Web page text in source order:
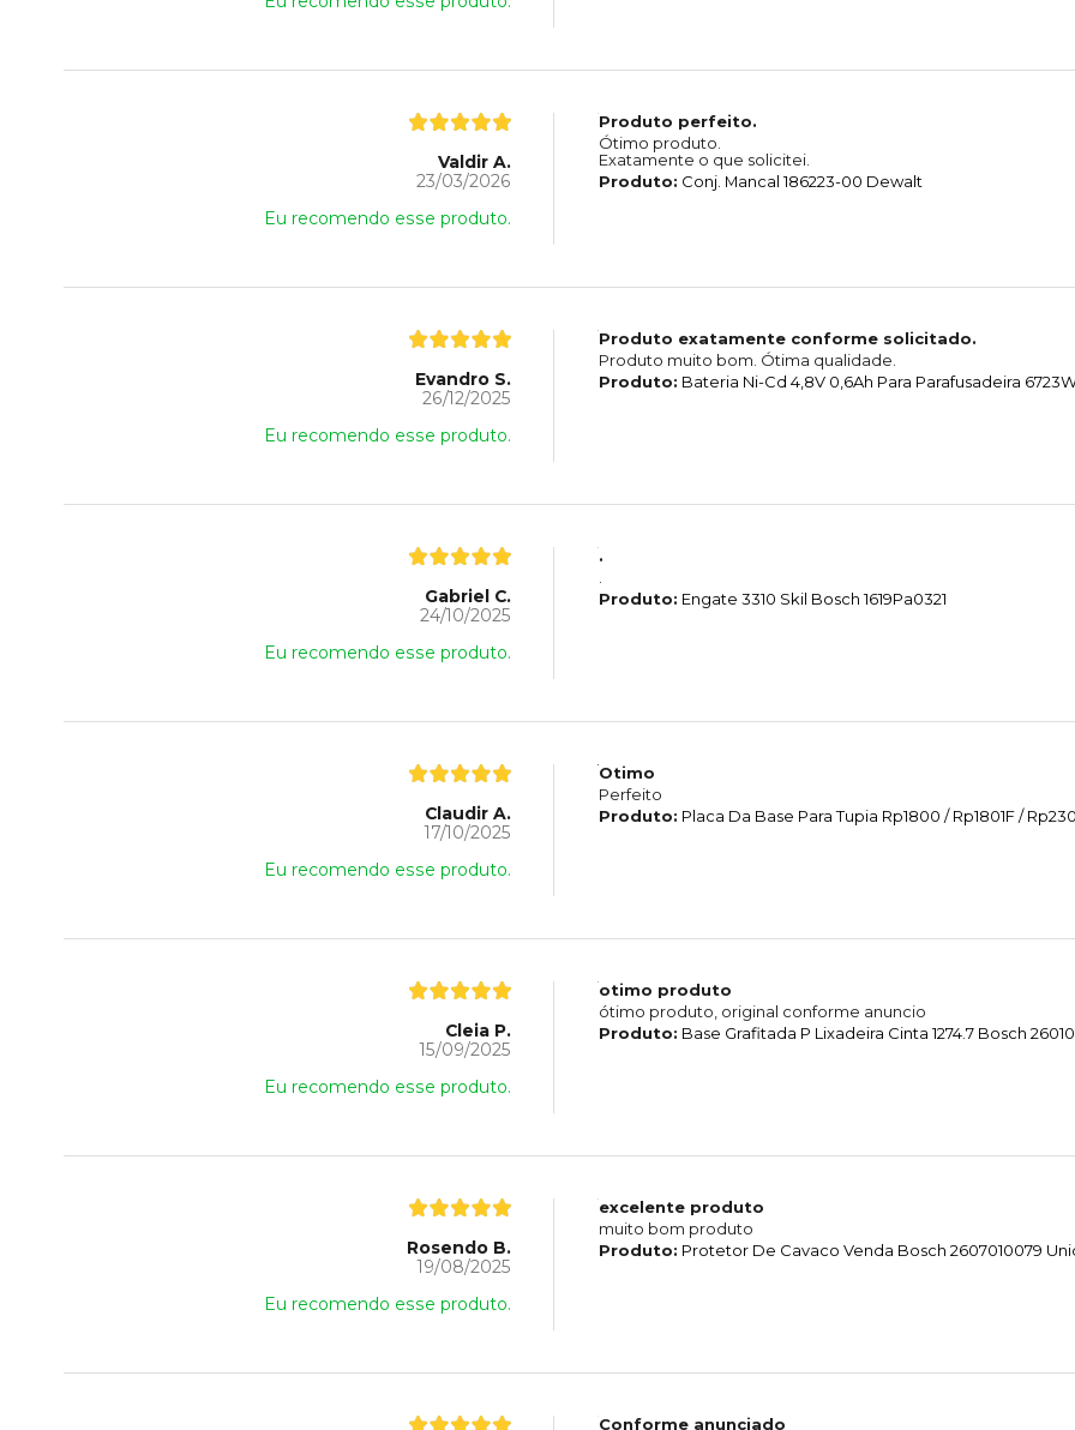
Valdir A.
23/03/2026
Eu recomendo esse produto.
Produto perfeito.
Ótimo produto.
Exatamente o que solicitei.
Produto: Conj. Mancal 186223-00 Dewalt
Evandro S.
26/12/2025
Eu recomendo esse produto.
Produto exatamente conforme solicitado.
Produto muito bom. Ótima qualidade.
Produto: Bateria Ni-Cd 4,8V 0,6Ah Para Parafusadeira
Gabriel C.
24/10/2025
Eu recomendo esse produto.
.
Produto: Engate 3310 Skil Bosch 1619Pa0321
Claudir A.
17/10/2025
Eu recomendo esse produto.
Otimo
Perfeito
Produto: Placa Da Base Para Tupia Rp1800 / Rp1801F /
Cleia P.
15/09/2025
Eu recomendo esse produto.
otimo produto
ótimo produto, original conforme anuncio
Produto: Base Grafitada P Lixadeira Cinta 1274.7 Bosch
Rosendo B.
19/08/2025
Eu recomendo esse produto.
excelente produto
muito bom produto
Produto: Protetor De Cavaco Venda Bosch 2607010079
Conforme anunciado